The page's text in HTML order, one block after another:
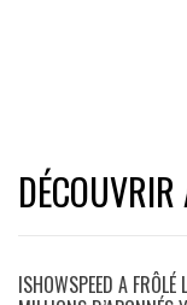
ISHOWSPEED A